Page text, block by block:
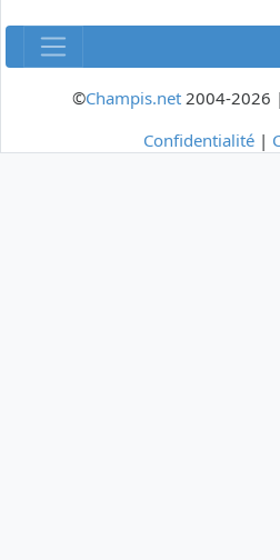
©Champis.net2004-2026 |
Confidentialité |